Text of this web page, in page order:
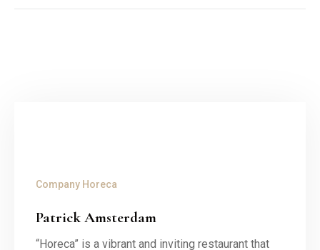
Company Horeca
Patrick Amsterdam
“Horeca” is a vibrant and inviting restaurant that